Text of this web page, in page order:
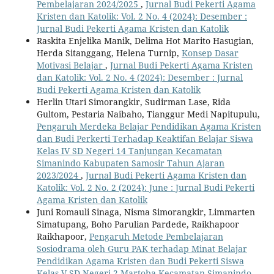
Pembelajaran 2024/2025 , Jurnal Budi Pekerti Agama
Kristen dan Katolik: Vol. 2 No. 4 (2024): Desember :
Jurnal Budi Pekerti Agama Kristen dan Katolik
Raskita Enjelika Manik, Delima Hot Marito Hasugian,
Herda Sitanggang, Helena Turnip, Konsep Dasar
Motivasi Belajar , Jurnal Budi Pekerti Agama Kristen
dan Katolik: Vol. 2 No. 4 (2024): Desember : Jurnal
Budi Pekerti Agama Kristen dan Katolik
Herlin Utari Simorangkir, Sudirman Lase, Rida
Gultom, Pestaria Naibaho, Tianggur Medi Napitupulu,
Pengaruh Merdeka Belajar Pendidikan Agama Kristen
dan Budi Perkerti Terhadap Keaktifan Belajar Siswa
Kelas IV SD Negeri 14 Tanjungan Kecamatan
Simanindo Kabupaten Samosir Tahun Ajaran
2023/2024 , Jurnal Budi Pekerti Agama Kristen dan
Katolik: Vol. 2 No. 2 (2024): June : Jurnal Budi Pekerti
Agama Kristen dan Katolik
Juni Romauli Sinaga, Nisma Simorangkir, Limmarten
Simatupang, Boho Parulian Pardede, Raikhapoor
Raikhapoor, Pengaruh Metode Pembelajaran
Sosiodrama oleh Guru PAK terhadap Minat Belajar
Pendidikan Agama Kristen dan Budi Pekerti Siswa